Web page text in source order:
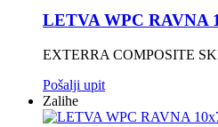
LETVA WPC RAVNA
EXTERRA COMPOSITE
Pošalji upit
Zalihe